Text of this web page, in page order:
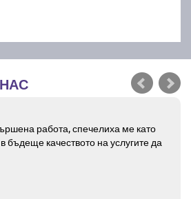
работа, спечелиха ме като
бъдеще качеството на услугите да